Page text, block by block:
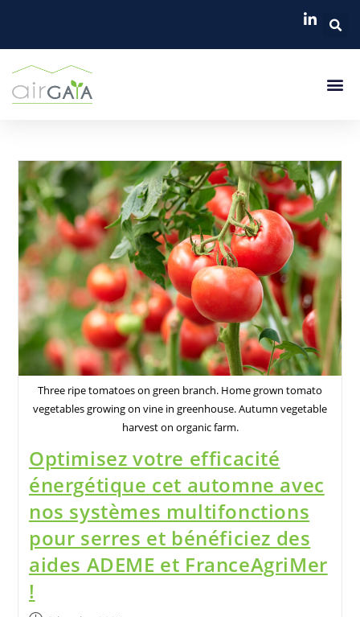
Three ripe tomatoes on green branch. Home grown tomato
vegetables growing on vine in greenhouse. Autumn vegetable
harvest on organic farm.
Optimisez votre efficacité
énergétique cet automne avec
nos systèmes multifonctions
pour serres et bénéficiez des
aides ADEME et FranceAgriMer
!